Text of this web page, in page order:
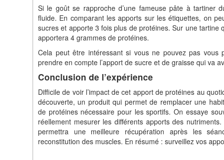
Si le goût se rapproche d’une fameuse pâte à tartiner
fluide. En comparant les apports sur les étiquettes, on
sucres et apporte 3 fois plus de protéines. Sur une tartine
apportera 4 grammes de protéines.
Cela peut être intéressant si vous ne pouvez pas
prendre en compte l’apport de sucre et de graisse qui va
Conclusion de l’expérience
Difficile de voir l’impact de cet apport de protéines au
découverte, un produit qui permet de remplacer une
de protéines nécessaire pour les sportifs. On essaye
réellement mesurer les différents apports des
permettra une meilleure récupération après les
reconstitution des muscles. En résumé : surveillez vos